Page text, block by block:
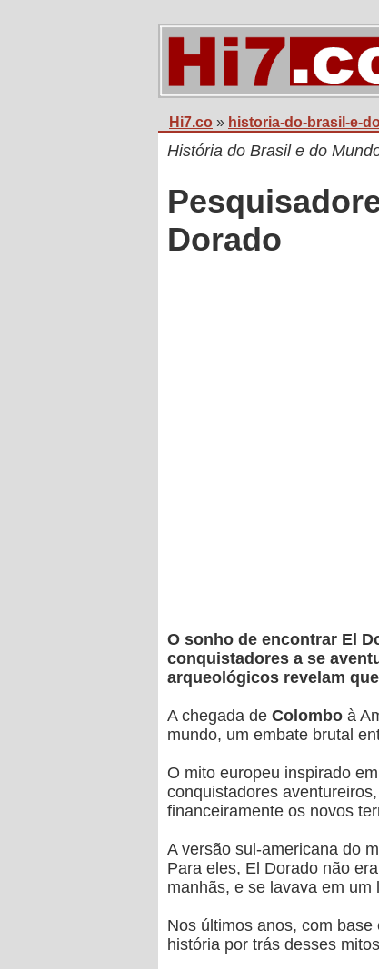
Hi7.co » historia-do-brasil-e-
História do Brasil e do
Dorado
O sonho de encontrar El
conquistadores a se
arqueológicos revelam
A chegada de Colombo à
mundo, um embate brutal
O mito europeu inspirado
conquistadores
financeiramente os novos
A versão sul-americana do
Para eles, El Dorado não
manhãs, e se lavava em
Nos últimos anos, com
história por trás desses